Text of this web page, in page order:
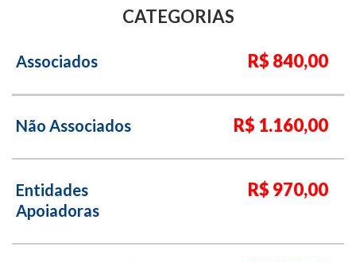
CATEGORIAS
Associados R$ 840,00
Não Associados R$ 1.160,00
Entidades
Apoiadoras
R$ 970,00